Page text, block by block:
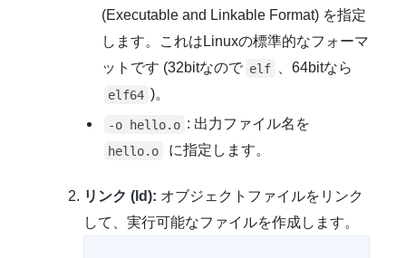
(Executable and Linkable Format) を指定
します。これはLinuxの標準的なフォーマ
ットです (32bitなので elf 、64bitなら
elf64 )。
-o hello.o : 出力ファイル名を
hello.o に指定します。
リンク (ld): オブジェクトファイルをリンク
して、実行可能なファイルを作成します。